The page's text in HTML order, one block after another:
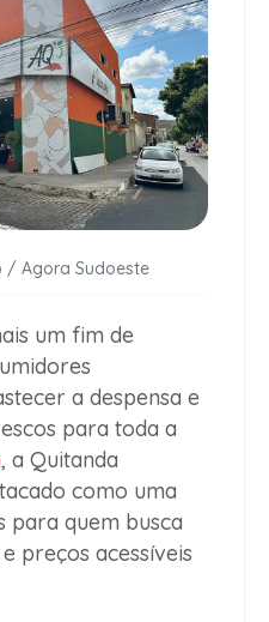
/ Agora Sudoeste
um fim de
a despensa e
para toda a
, a Quitanda
como uma
para quem busca
preços acessíveis